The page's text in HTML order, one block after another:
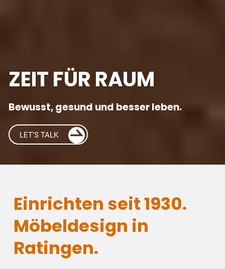
ZEIT FÜR RAUM
Bewusst, gesund und besser leben.
LET'S TALK
Einrichten seit 1930.
Möbeldesign in
Ratingen.